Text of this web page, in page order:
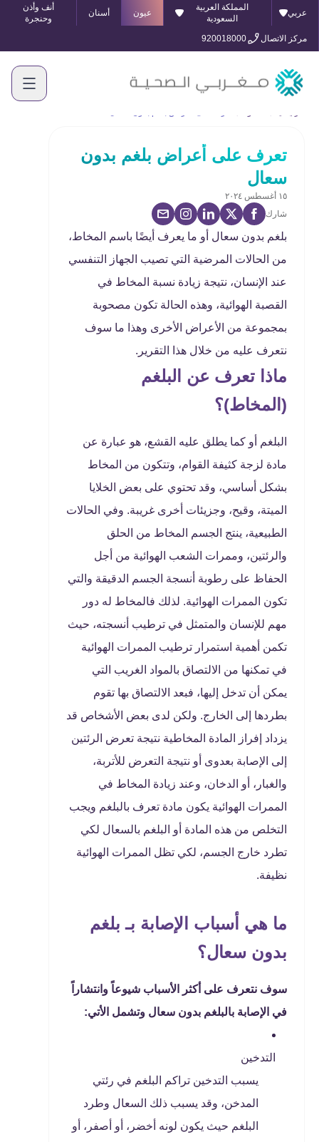
عربي
المملكة العربية
السعودية
عيون أسنان
أنف وأذن
وحنجرة
مركز الاتصال
920018000
تعرف على أعراض بلغم بدون
سعال
١٥ أغسطس ٢٠٢٤
شارك
بلغم بدون سعال أو ما يعرف أيضًا باسم المخاط،
من الحالات المرضية التي تصيب الجهاز التنفسي
عند الإنسان، نتيجة زيادة نسبة المخاط في
القصبة الهوائية، وهذه الحالة تكون مصحوبة
بمجموعة من الأعراض الأخرى وهذا ما سوف
نتعرف عليه من خلال هذا التقرير.
ماذا تعرف عن البلغم
(المخاط)؟
البلغم أو كما يطلق عليه القشع، هو عبارة عن
مادة لزجة كثيفة القوام، وتتكون من المخاط
بشكل أساسي، وقد تحتوي على بعض الخلايا
الميتة، وقيح، وجزيئات أخرى غريبة. وفي الحالات
الطبيعية، ينتج الجسم المخاط من الحلق
والرئتين، وممرات الشعب الهوائية من أجل
الحفاظ على رطوبة أنسجة الجسم الدقيقة والتي
تكون الممرات الهوائية. لذلك فالمخاط له دور
مهم للإنسان والمتمثل في ترطيب أنسجته، حيث
تكمن أهمية استمرار ترطيب الممرات الهوائية
في تمكنها من الالتصاق بالمواد الغريب التي
يمكن أن تدخل إليها، فبعد الالتصاق بها تقوم
بطردها إلى الخارج. ولكن لدى بعض الأشخاص قد
يزداد إفراز المادة المخاطية نتيجة تعرض الرئتين
إلى الإصابة بعدوى أو نتيجة التعرض للأتربة،
والغبار، أو الدخان، وعند زيادة المخاط في
الممرات الهوائية يكون مادة تعرف بالبلغم ويجب
التخلص من هذه المادة أو البلغم بالسعال لكي
تطرد خارج الجسم، لكي تظل الممرات الهوائية
نظيفة.
ما هي أسباب الإصابة بـ بلغم
بدون سعال؟
سوف نتعرف على أكثر الأسباب شيوعاً وانتشاراً
في الإصابة بالبلغم بدون سعال وتشمل الأتي:
التدخين
يسبب التدخين تراكم البلغم في رئتي
المدخن، وقد يسبب ذلك السعال وطرد
البلغم حيث يكون لونه أخضر، أو أصفر، أو